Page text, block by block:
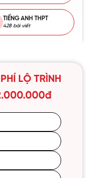
TIẾNG ANH THPT
428 bài viết
LỘ TRÌNH